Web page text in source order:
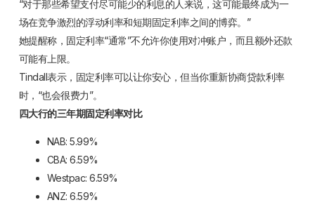
“对于那些希望支付尽可能少的利息的人来说，这可能最终成为一
场在竞争激烈的浮动利率和短期固定利率之间的博弈。”
她提醒称，固定利率“通常”不允许你使用对冲账户，而且额外还款
可能有上限。
Tindall表示，固定利率可以让你安心，但当你重新协商贷款利率
时，“也会很费力”。
四大行的三年期固定利率对比
NAB: 5.99%
CBA: 6.59%
Westpac: 6.59%
ANZ: 6.59%